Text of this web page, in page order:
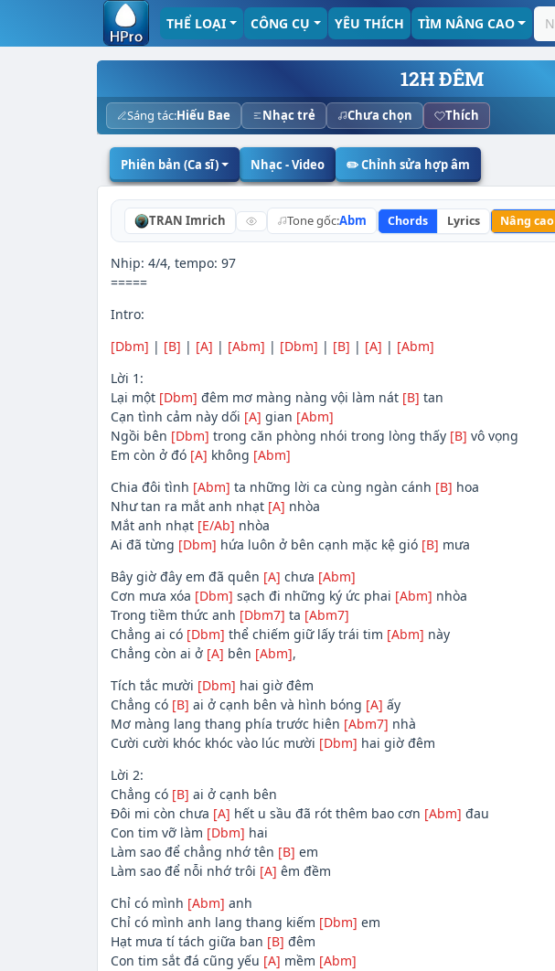
THỂ LOẠI CÔNG CỤ YÊU THÍCH TÌM NÂNG CAO
12H ĐÊM
Sáng tác:Hiếu Bae Nhạc trẻ Chưa chọn Thích
Phiên bản (Ca sĩ) Nhạc - Video ✏️ Chỉnh sửa hợp âm
TRAN Imrich Tone gốc:Abm Chords Lyrics Nâng cao
Nhịp: 4/4, tempo: 97
=====
Intro:
[Dbm] | [B] | [A] | [Abm] | [Dbm] | [B] | [A] | [Abm]
Lời 1:
Lại một [Dbm] đêm mơ màng nàng vội làm nát [B] tan
Cạn tình cảm này dối [A] gian [Abm]
Ngồi bên [Dbm] trong căn phòng nhói trong lòng thấy [B] vô vọng
Em còn ở đó [A] không [Abm]
Chia đôi tình [Abm] ta những lời ca cùng ngàn cánh [B] hoa
Như tan ra mắt anh nhạt [A] nhòa
Mắt anh nhạt [E/Ab] nhòa
Ai đã từng [Dbm] hứa luôn ở bên cạnh mặc kệ gió [B] mưa
Bây giờ đây em đã quên [A] chưa [Abm]
Cơn mưa xóa [Dbm] sạch đi những ký ức phai [Abm] nhòa
Trong tiềm thức anh [Dbm7] ta [Abm7]
Chẳng ai có [Dbm] thể chiếm giữ lấy trái tim [Abm] này
Chẳng còn ai ở [A] bên [Abm],
Tích tắc mười [Dbm] hai giờ đêm
Chẳng có [B] ai ở cạnh bên và hình bóng [A] ấy
Mơ màng lang thang phía trước hiên [Abm7] nhà
Cười cười khóc khóc vào lúc mười [Dbm] hai giờ đêm
Lời 2:
Chẳng có [B] ai ở cạnh bên
Đôi mi còn chưa [A] hết u sầu đã rót thêm bao cơn [Abm] đau
Con tim vỡ làm [Dbm] hai
Làm sao để chẳng nhớ tên [B] em
Làm sao để nỗi nhớ trôi [A] êm đềm
Chỉ có mình [Abm] anh
Chỉ có mình anh lang thang kiếm [Dbm] em
Hạt mưa tí tách giữa ban [B] đêm
Con tim sắt đá cũng yếu [A] mềm [Abm]